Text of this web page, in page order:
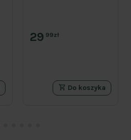
29 99zł
Do koszyka